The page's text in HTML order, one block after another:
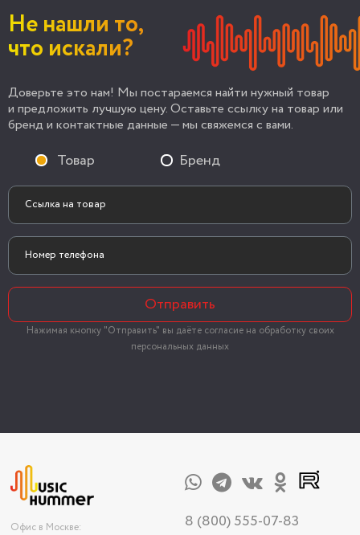
Не нашли то,
что искали?
Доверьте это нам! Мы постараемся найти нужный товар
и предложить лучшую цену. Оставьте ссылку на товар или
бренд и контактные данные — мы свяжемся с вами.
Товар Бренд
Отправить
Нажимая кнопку "Отправить" вы даёте согласие на обработку своих
персональных данных
Офис в Москве:
8 (800) 555-07-83